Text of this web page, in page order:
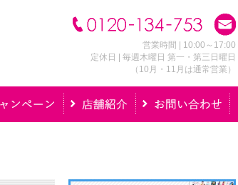
営業時間 | 10:00～17:00
定休日 | 毎週木曜日 第一・第三日曜日
（10月・11月は通常営業）